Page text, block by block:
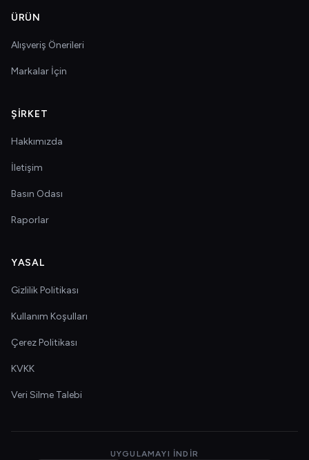
ÜRÜN
Alışveriş Önerileri
Markalar İçin
ŞIRKET
Hakkımızda
İletişim
Basın Odası
Raporlar
YASAL
Gizlilik Politikası
Kullanım Koşulları
Çerez Politikası
KVKK
Veri Silme Talebi
UYGULAMAYI İNDIR